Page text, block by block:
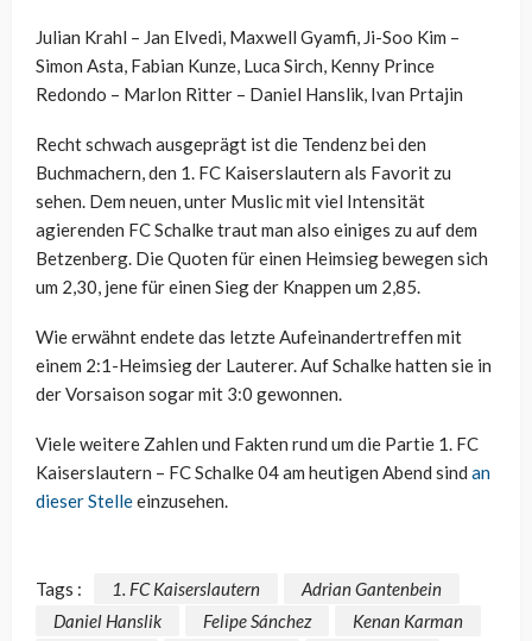
Julian Krahl – Jan Elvedi, Maxwell Gyamfi, Ji-Soo Kim –
Simon Asta, Fabian Kunze, Luca Sirch, Kenny Prince
Redondo – Marlon Ritter – Daniel Hanslik, Ivan Prtajin
Recht schwach ausgeprägt ist die Tendenz bei den
Buchmachern, den 1. FC Kaiserslautern als Favorit zu
sehen. Dem neuen, unter Muslic mit viel Intensität
agierenden FC Schalke traut man also einiges zu auf dem
Betzenberg. Die Quoten für einen Heimsieg bewegen sich
um 2,30, jene für einen Sieg der Knappen um 2,85.
Wie erwähnt endete das letzte Aufeinandertreffen mit
einem 2:1-Heimsieg der Lauterer. Auf Schalke hatten sie in
der Vorsaison sogar mit 3:0 gewonnen.
Viele weitere Zahlen und Fakten rund um die Partie 1. FC
Kaiserslautern – FC Schalke 04 am heutigen Abend sind an
dieser Stelleeinzusehen.
Tags : 1. FC Kaiserslautern
Adrian Gantenbein
Daniel Hanslik
Felipe Sánchez
Kenan Karman